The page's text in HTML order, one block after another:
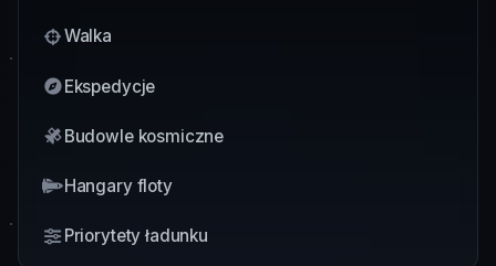
Walka
Ekspedycje
Budowle kosmiczne
Hangary floty
Priorytety ładunku